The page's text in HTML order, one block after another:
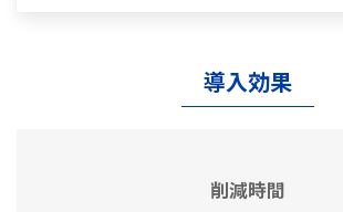
導入効果
削減時間